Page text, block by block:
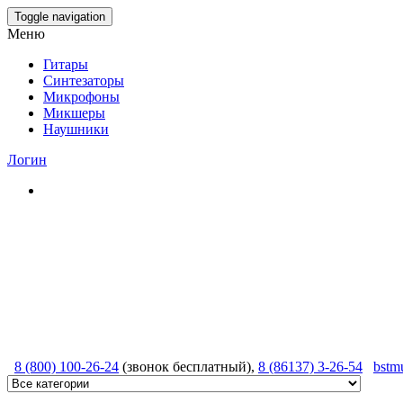
Skip
to
content
Toggle navigation
Меню
Гитары
Синтезаторы
Микрофоны
Микшеры
Наушники
Логин
8 (800) 100-26-24 (звонок бесплатный), 8 (86137) 3-26-54